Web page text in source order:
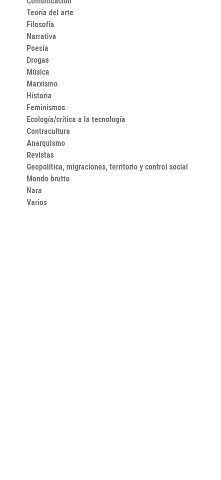
Teoría del arte
Filosofía
Narrativa
Poesía
Drogas
Música
Marxismo
Historia
Feminismos
Ecología/crítica a la tecnología
Contracultura
Anarquismo
Revistas
Geopolítica, migraciones, territorio y control social
Mondo brutto
Nara
Varios